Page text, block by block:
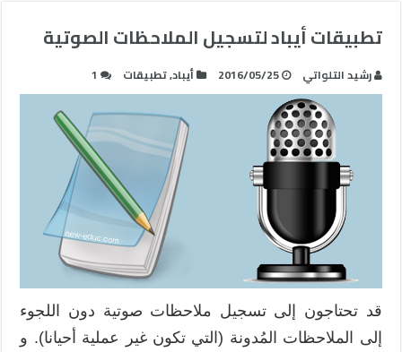
تطبيقات أيباد لتسجيل الملاحظات الصوتية
رشيد التلواتي 2016/05/25 أيباد,تطبيقات 1
قد تحتاجون إلى تسجيل ملاحظات صوتية دون اللجوء
إلى الملاحظات المُدونة (التي تكون غير عملية أحيانا). و